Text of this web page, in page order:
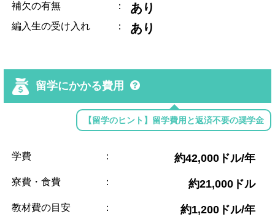
補欠の有無 ： あり
編入生の受け入れ ： あり
留学にかかる費用
【留学のヒント】留学費用と返済不要の奨学金
学費 ： 約42,000ドル/年
寮費・食費 ： 約21,000ドル
教材費の目安 ： 約1,200ドル/年